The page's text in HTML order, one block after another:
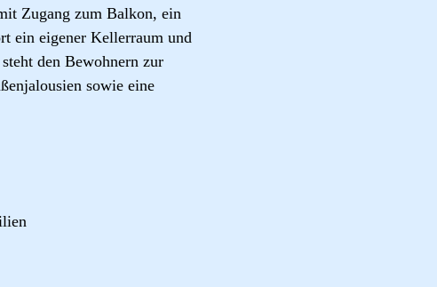
Zugang zum Balkon, ein
ein eigener Kellerraum und
den Bewohnern zur
sowie eine